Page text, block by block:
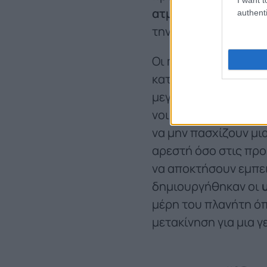
ατμοσφαιρική
την αρχή.
Οι millennials, μια
κατανοηθούν τις
μεγάλες επιθυμίες
νοικιάζουν ή να
να μην πασχίζουν
αρεστή όσο στις
να αποκτήσουν
δημιουργήθηκαν οι
μέρη του πλανήτη
μετακίνηση για μια